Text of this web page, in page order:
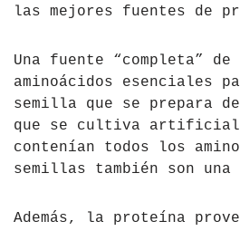
Portugal
Polonia
República Checa
Rusia
Serbia
Suecia
las mejores fuentes de
Una fuente “completa”
aminoácidos esenciales
semilla que se prepara
que se cultiva
contenían todos los
semillas también son
Además, la proteína